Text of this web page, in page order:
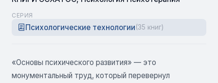
СЕРИЯ
Психологические технологии(35 книг)
«Основы психического развития» — это
монументальный труд, который перевернул